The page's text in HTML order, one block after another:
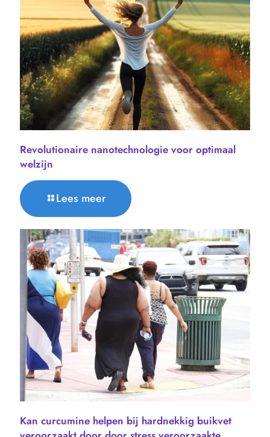
Revolutionaire nanotechnologie voor optimaal
welzijn
Lees meer
Kan curcumine helpen bij hardnekkig buikvet